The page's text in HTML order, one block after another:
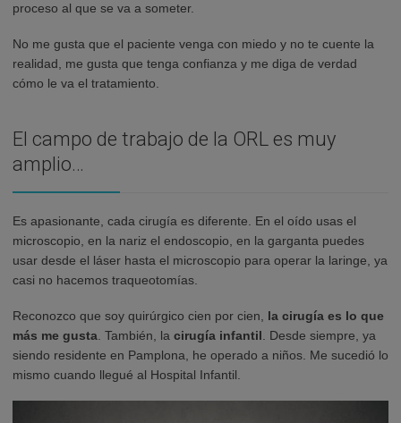
proceso al que se va a someter.
No me gusta que el paciente venga con miedo y no te cuente la
realidad, me gusta que tenga confianza y me diga de verdad
cómo le va el tratamiento.
El campo de trabajo de la ORL es muy
amplio…
Es apasionante, cada cirugía es diferente. En el oído usas el
microscopio, en la nariz el endoscopio, en la garganta puedes
usar desde el láser hasta el microscopio para operar la laringe, ya
casi no hacemos traqueotomías.
Reconozco que soy quirúrgico cien por cien, la cirugía es lo que
más me gusta . También, la cirugía infantil . Desde siempre, ya
siendo residente en Pamplona, he operado a niños. Me sucedió lo
mismo cuando llegué al Hospital Infantil.